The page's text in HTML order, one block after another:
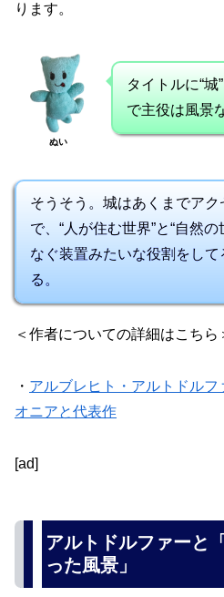
ります。
ぬい
タイトルに“城
で主役は風景
そうそう。城はあくまでアク
で、“人が住む世界”と“自然の
なぐ装置みたいな役割をして
る。
＜作者についての詳細はこちら
・ アルブレヒト・アルトドル
オニアと代表作
[ad]
アルトドルファーと
った風景」